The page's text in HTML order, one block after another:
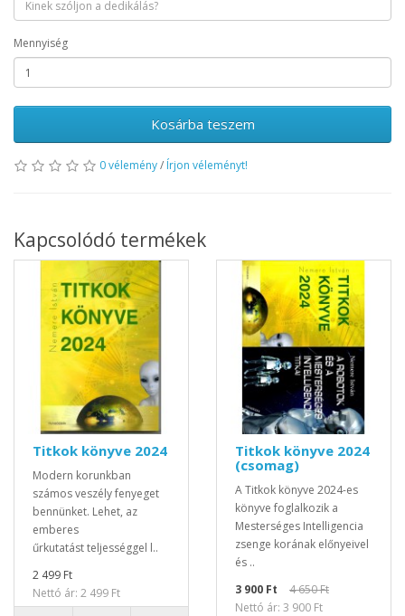
Mennyiség
Kosárba teszem
0 vélemény/ Írjon véleményt!
Kapcsolódó termékek
Titkok könyve 2024
Modern korunkban
számos veszély fenyeget
bennünket. Lehet, az
emberes
űrkutatást teljességgel l..
2 499 Ft
Nettó ár: 2 499 Ft
Titkok könyve 2024
(csomag)
A Titkok könyve 2024-es
könyve foglalkozik a
Mesterséges Intelligencia
zsenge korának előnyeivel
és ..
3 900 Ft
4 650 Ft
Nettó ár: 3 900 Ft